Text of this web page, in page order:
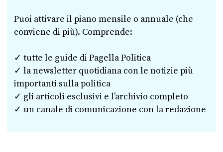
Puoi attivare il piano mensile o annuale (che
conviene di più). Comprende:
✓ tutte le guide di Pagella Politica
✓ la newsletter quotidiana con le notizie più
importanti sulla politica
✓ gli articoli esclusivi e l’archivio completo
✓ un canale di comunicazione con la redazione